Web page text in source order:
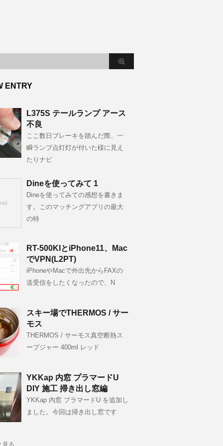
ENTRY
L375S テールランプ アース
不良
ここ数日ブレーキを踏んだ際、一
瞬ランプ点灯灯が付いた様に見え
たりナビ
Dineを使ってみて 1
Dineを使ってみての感想を書きま
す。このマッチングアプリの最大
の特
RT-500KIとiPhone11、Mac
でVPN(L2PT)
iPhoneやMacで外出先からFAXの
送受信をしたくなったので、N
スキー場でTHERMOS / サー
モス
THERMOS / サーモス真空断熱ス
ープジャー 400ml レッド
YKKap 内窓 プラマードU
DIY 施工 掃き出し窓編
YKKap 内窓 プラマードU を追加し
ました。今回は掃き出し窓です
見る